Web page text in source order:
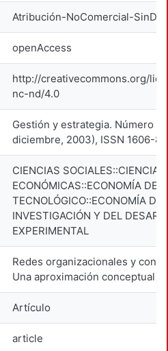
Atribución-NoComercial-
openAccess
http://creativecommons.org/
nc-nd/4.0
Gestión y estrategia. Número
diciembre, 2003), ISSN 1606-
CIENCIAS SOCIALES::CIENCIAS
ECONÓMICAS::ECONOMÍA DEL
TECNOLÓGICO::ECONOMÍA DE
INVESTIGACIÓN Y DEL
EXPERIMENTAL
Redes organizacionales y
Una aproximación conceptual
Artículo
article